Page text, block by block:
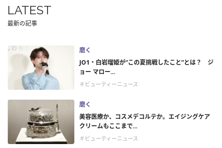
LATEST
最新の記事
磨く
JO1・白岩瑠姫が“この夏挑戦したこと”とは？ ジ
ョー マロー...
＃ビューティーニュース
磨く
美容医療か、コスメデコルテか。エイジングケア
クリームもここまで...
＃ビューティーニュース